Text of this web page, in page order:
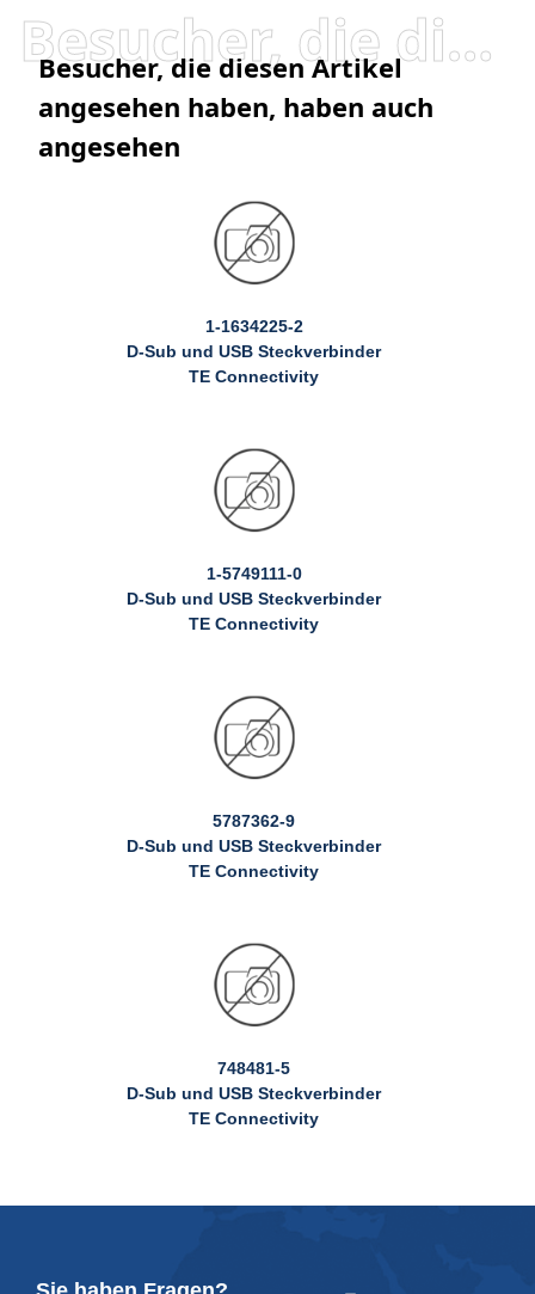
Besucher, die diesen Artikel angesehen haben, haben auch angesehen
Besucher, die diesen Artikel
angesehen haben, haben auch
angesehen
1-1634225-2
D-Sub und USB Steckverbinder
TE Connectivity
1-5749111-0
D-Sub und USB Steckverbinder
TE Connectivity
5787362-9
D-Sub und USB Steckverbinder
TE Connectivity
748481-5
D-Sub und USB Steckverbinder
TE Connectivity